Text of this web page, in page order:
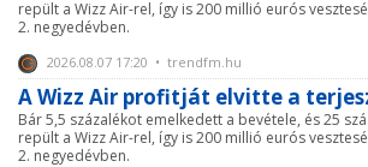
repült a Wizz Air-rel, így is 200 millió eurós
2. negyedévben.
2026.08.07 17:20 • trendfm.hu
A Wizz Air profitját elvitte a
Bár 5,5 százalékot emelkedett a bevétele, és 25
repült a Wizz Air-rel, így is 200 millió eurós
2. negyedévben.